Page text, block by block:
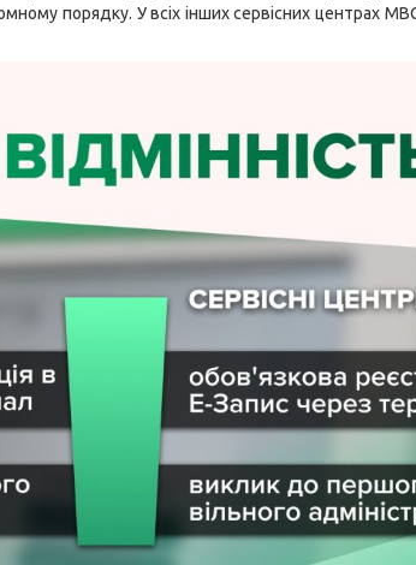
порядку. У всіх інших сервісних центрах